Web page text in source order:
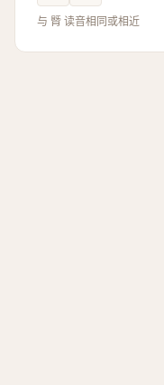
与 䐴 读音相同或相近